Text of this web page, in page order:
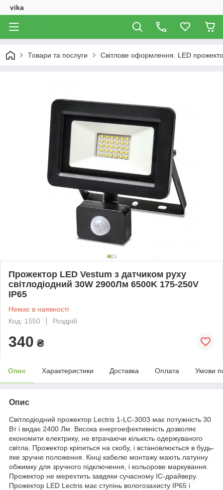
vika
Товари та послуги Світлове оформлення. LED
Прожектор LED Vestum з датчиком руху
світлодіодний 30W 2900Лм 6500K 175-250V
IP65
Немає в наявності
Код: 1550
Роздріб
340 ₴
Опис Характеристики Доставка Оплата Умови
Опис
Світлодіодний прожектор Lectris 1-LC-3003 має потужність 30
Вт і видає 2400 Лм. Висока енергоефективність дозволяє
економити електрику, не втрачаючи кількість одержуваного
світла. Прожектор кріпиться на скобу, і встановлюється в будь-
яке зручне положення. Кінці кабелю монтажу мають латунну
обжимку для зручного підключення, і кольорове маркування.
Прожектор не мерехтить завдяки сучасному IC-драйверу.
Прожектор LED Lectris має ступінь вологозахисту IP65 і